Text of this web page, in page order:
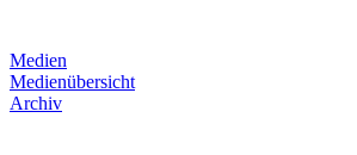
Medien
Medienübersicht
Archiv